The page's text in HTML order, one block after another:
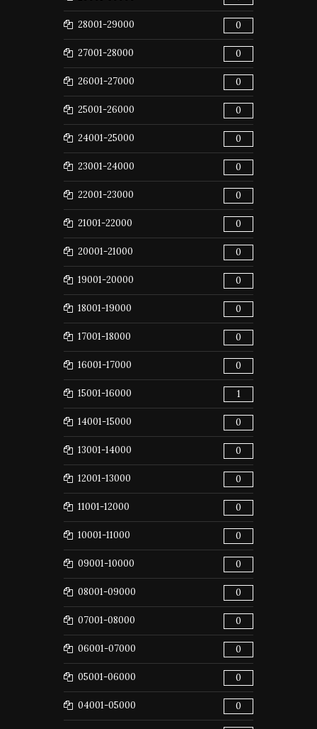
28001-29000 0
27001-28000 0
26001-27000 0
25001-26000 0
24001-25000 0
23001-24000 0
22001-23000 0
21001-22000 0
20001-21000 0
19001-20000 0
18001-19000 0
17001-18000 0
16001-17000 0
15001-16000 1
14001-15000 0
13001-14000 0
12001-13000 0
11001-12000 0
10001-11000 0
09001-10000 0
08001-09000 0
07001-08000 0
06001-07000 0
05001-06000 0
04001-05000 0